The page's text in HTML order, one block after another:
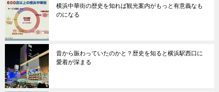
横浜中華街の歴史を知れば観光案内がもっと有意義なも
のになる
昔から賑わっていたのかと？歴史を知ると横浜駅西口に
愛着が深まる